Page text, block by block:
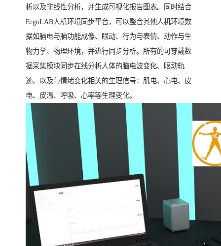
析以及非线性分析，并生成可视化报告图表。同时结合
ErgoLAB人机环境同步平台，可以整合其他人机环境数
据如脑电与脑功能成像、眼动、行为与表情、动作与生
物力学、物理环境，并进行同步分析。所有的可穿戴数
据采集模块同步在线分析人体的脑电波变化、眼动轨
迹、以及与情绪变化相关的生理信号：肌电、心电、皮
电、皮温、呼吸、心率等生理变化。